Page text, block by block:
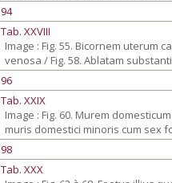
94
Tab. XXVIII
Image : Fig. 55. Bicornem uterum
venosa / Fig. 58. Ablatam
96
Tab. XXIX
Image : Fig. 60. Murem
muris domestici minoris cum sex
98
Tab. XXX